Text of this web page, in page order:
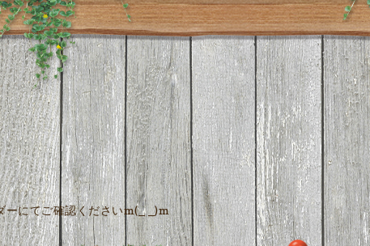
ーにてご確認くださいm(_ _)m